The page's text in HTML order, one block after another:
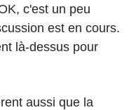
c'est un peu
est en cours.
là-dessus pour
aussi que la